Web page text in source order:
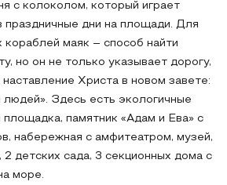
с колоколом, который играет
праздничные дни на площади. Для
маяк – способ найти
но он не только указывает дорогу,
Христа в новом завете:
людей». Здесь есть экологичные
площадка, памятник «Адам и Ева» с
набережная с амфитеатром, музей,
детских сада, 3 секционных дома с
море.